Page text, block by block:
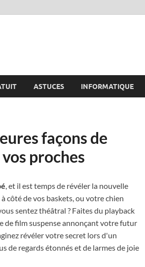
ASTUCES INFORMATIQUE
façons de
proches
, et il est temps de révéler la nouvelle
à côté de vos baskets, ou votre chien
sentez théâtral ? Faites du playback
de film suspense annonçant votre futur
révéler votre secret lors d'un
de regards étonnés et de larmes de joie